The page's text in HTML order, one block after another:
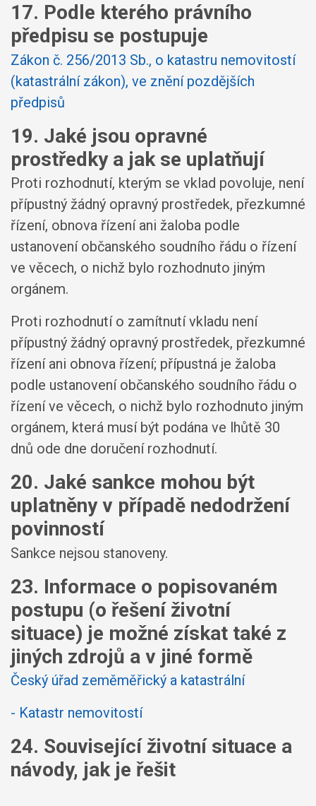
17. Podle kterého právního
předpisu se postupuje
Zákon č. 256/2013 Sb., o katastru nemovitostí
(katastrální zákon), ve znění pozdějších
předpisů
19. Jaké jsou opravné
prostředky a jak se uplatňují
Proti rozhodnutí, kterým se vklad povoluje, není
přípustný žádný opravný prostředek, přezkumné
řízení, obnova řízení ani žaloba podle
ustanovení občanského soudního řádu o řízení
ve věcech, o nichž bylo rozhodnuto jiným
orgánem.
Proti rozhodnutí o zamítnutí vkladu není
přípustný žádný opravný prostředek, přezkumné
řízení ani obnova řízení; přípustná je žaloba
podle ustanovení občanského soudního řádu o
řízení ve věcech, o nichž bylo rozhodnuto jiným
orgánem, která musí být podána ve lhůtě 30
dnů ode dne doručení rozhodnutí.
20. Jaké sankce mohou být
uplatněny v případě nedodržení
povinností
Sankce nejsou stanoveny.
23. Informace o popisovaném
postupu (o řešení životní
situace) je možné získat také z
jiných zdrojů a v jiné formě
Český úřad zeměměřický a katastrální
- Katastr nemovitostí
24. Související životní situace a
návody, jak je řešit